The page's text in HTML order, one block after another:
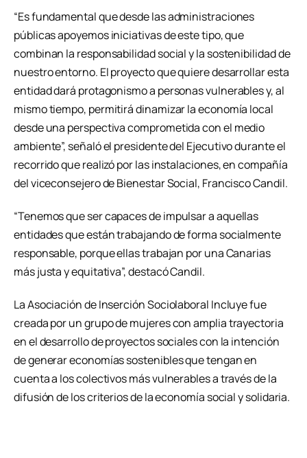
“Es fundamental que desde las administraciones
públicas apoyemos iniciativas de este tipo, que
combinan la responsabilidad social y la sostenibilidad de
nuestro entorno. El proyecto que quiere desarrollar esta
entidad dará protagonismo a personas vulnerables y, al
mismo tiempo, permitirá dinamizar la economía local
desde una perspectiva comprometida con el medio
ambiente”, señaló el presidente del Ejecutivo durante el
recorrido que realizó por las instalaciones, en compañía
del viceconsejero de Bienestar Social, Francisco Candil.
“Tenemos que ser capaces de impulsar a aquellas
entidades que están trabajando de forma socialmente
responsable, porque ellas trabajan por una Canarias
más justa y equitativa”, destacó Candil.
La Asociación de Inserción Sociolaboral Incluye fue
creada por un grupo de mujeres con amplia trayectoria
en el desarrollo de proyectos sociales con la intención
de generar economías sostenibles que tengan en
cuenta a los colectivos más vulnerables a través de la
difusión de los criterios de la economía social y solidaria.